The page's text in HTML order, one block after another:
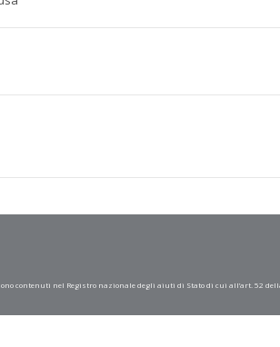
nel Registro nazionale degli aiuti di Stato di cui all’art. 52 della